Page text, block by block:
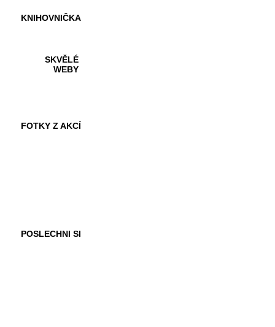
KNIHOVNIČKA
SKVĚLÉ
WEBY
FOTKY Z AKCÍ
POSLECHNI SI